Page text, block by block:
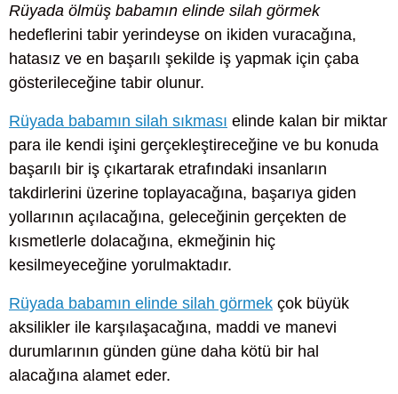
Rüyada ölmüş babamın elinde silah görmek
hedeflerini tabir yerindeyse on ikiden vuracağına,
hatasız ve en başarılı şekilde iş yapmak için çaba
gösterileceğine tabir olunur.
Rüyada babamın silah sıkması elinde kalan bir miktar
para ile kendi işini gerçekleştireceğine ve bu konuda
başarılı bir iş çıkartarak etrafındaki insanların
takdirlerini üzerine toplayacağına, başarıya giden
yollarının açılacağına, geleceğinin gerçekten de
kısmetlerle dolacağına, ekmeğinin hiç
kesilmeyeceğine yorulmaktadır.
Rüyada babamın elinde silah görmek çok büyük
aksilikler ile karşılaşacağına, maddi ve manevi
durumlarının günden güne daha kötü bir hal
alacağına alamet eder.